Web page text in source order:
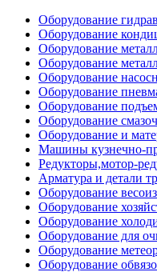
Оборудование
Оборудование
Оборудование
Оборудование
Оборудование
Оборудование
Оборудование
Оборудование
Оборудование и
Машины кузнечно-
Редукторы,мотор-
Арматура и детали
Оборудование
Оборудование
Оборудование
Оборудование для
Оборудование
Оборудование